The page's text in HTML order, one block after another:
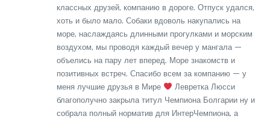
классных друзей, компанию в дороге. Отпуск удался,
хоть и было мало. Собаки вдоволь накупались на
море, наслаждаясь длинными прогулками и морским
воздухом, мы проводя каждый вечер у мангала —
объелись на пару лет вперед. Море знакомств и
позитивных встреч. Спасибо всем за компанию — у
меня лучшие друзья в Мире
Левретка Люсси
благополучно закрыла титул Чемпиона Болгарии ну и
собрала полный норматив для ИнтерЧемпиона, а